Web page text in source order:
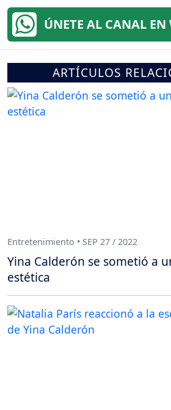
ÚNETE AL CANAL EN
ARTÍCULOS
Entretenimiento • SEP 27 / 2022
Yina Calderón se sometió a
estética